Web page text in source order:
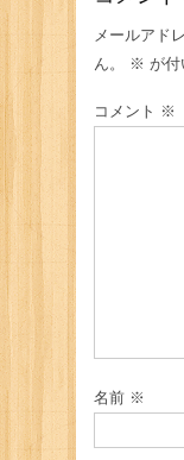
メールアド
ん。
※ が付
コメント ※
名前 ※